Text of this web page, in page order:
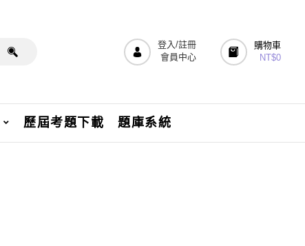
登入/註冊
會員中心
購物車
NT$0
歷屆考題下載 題庫系統